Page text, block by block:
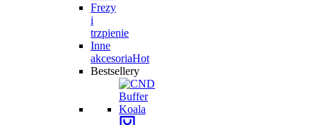
Frezy
i
trzpienie
Inne
akcesoriaHot
Bestsellery